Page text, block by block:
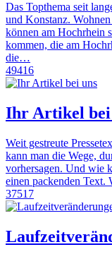
Das Topthema seit
und Konstanz.
können am Hochrhein
kommen, die am
die…
49416
Ihr Artikel bei
Weit gestreute
kann man die Wege,
vorhersagen. Und wie
einen packenden
37517